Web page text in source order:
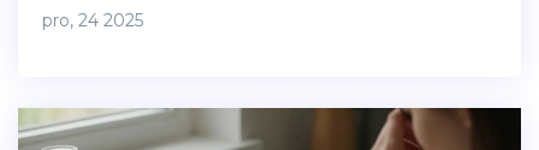
pro, 24 2025